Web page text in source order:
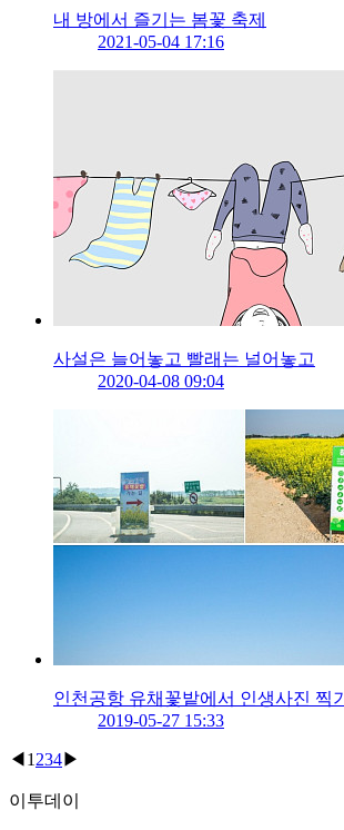
내 방에서 즐기는 봄꽃 축제
2021-05-04 17:16
사설은 늘어놓고 빨래는 널어놓고
2020-04-08 09:04
인천공항 유채꽃밭에서 인생사진 찍기
2019-05-27 15:33
◀ 1 234▶
이투데이